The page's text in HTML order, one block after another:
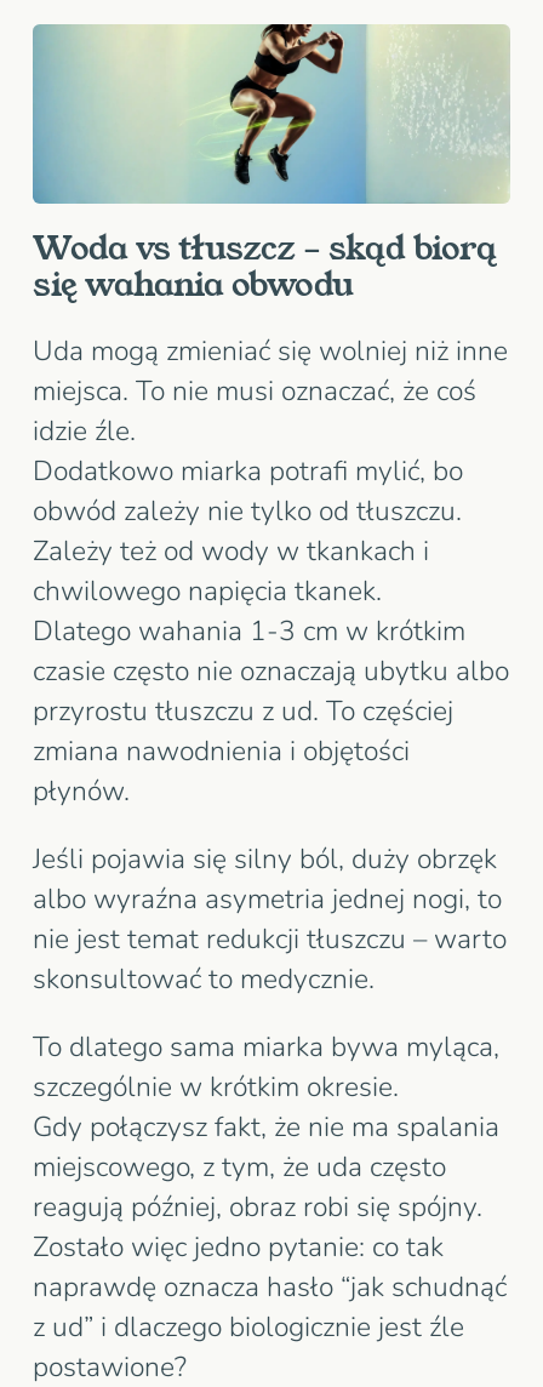
Woda vs tłuszcz – skąd biorą
się wahania obwodu
Uda mogą zmieniać się wolniej niż inne
miejsca. To nie musi oznaczać, że coś
idzie źle.
Dodatkowo miarka potrafi mylić, bo
obwód zależy nie tylko od tłuszczu.
Zależy też od wody w tkankach i
chwilowego napięcia tkanek.
Dlatego wahania 1-3 cm w krótkim
czasie często nie oznaczają ubytku albo
przyrostu tłuszczu z ud. To częściej
zmiana nawodnienia i objętości
płynów.
Jeśli pojawia się silny ból, duży obrzęk
albo wyraźna asymetria jednej nogi, to
nie jest temat redukcji tłuszczu – warto
skonsultować to medycznie.
To dlatego sama miarka bywa myląca,
szczególnie w krótkim okresie.
Gdy połączysz fakt, że nie ma spalania
miejscowego, z tym, że uda często
reagują później, obraz robi się spójny.
Zostało więc jedno pytanie: co tak
naprawdę oznacza hasło “jak schudnąć
z ud” i dlaczego biologicznie jest źle
postawione?